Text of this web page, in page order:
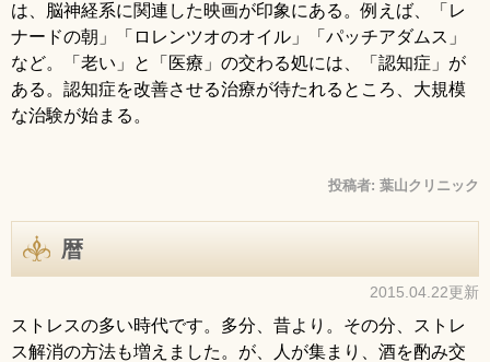
は、脳神経系に関連した映画が印象にある。例えば、「レ
ナードの朝」「ロレンツオのオイル」「パッチアダムス」
など。「老い」と「医療」の交わる処には、「認知症」が
ある。認知症を改善させる治療が待たれるところ、大規模
な治験が始まる 。
投稿者: 葉山クリニック
暦
2015.04.22更新
ストレスの多い時代です。多分、昔より。その分、ストレ
ス解消の方法も増えました。が、人が集まり、酒を酌み交